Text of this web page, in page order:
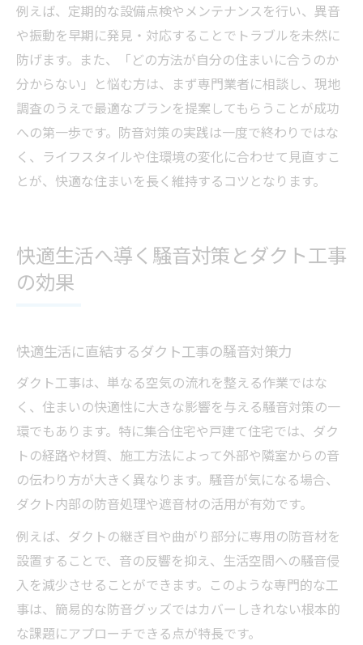
例えば、定期的な設備点検やメンテナンスを行い、異音
や振動を早期に発見・対応することでトラブルを未然に
防げます。また、「どの方法が自分の住まいに合うのか
分からない」と悩む方は、まず専門業者に相談し、現地
調査のうえで最適なプランを提案してもらうことが成功
への第一歩です。防音対策の実践は一度で終わりではな
く、ライフスタイルや住環境の変化に合わせて見直すこ
とが、快適な住まいを長く維持するコツとなります。
快適生活へ導く騒音対策とダクト工事
の効果
快適生活に直結するダクト工事の騒音対策力
ダクト工事は、単なる空気の流れを整える作業ではな
く、住まいの快適性に大きな影響を与える騒音対策の一
環でもあります。特に集合住宅や戸建て住宅では、ダク
トの経路や材質、施工方法によって外部や隣室からの音
の伝わり方が大きく異なります。騒音が気になる場合、
ダクト内部の防音処理や遮音材の活用が有効です。
例えば、ダクトの継ぎ目や曲がり部分に専用の防音材を
設置することで、音の反響を抑え、生活空間への騒音侵
入を減少させることができます。このような専門的な工
事は、簡易的な防音グッズではカバーしきれない根本的
な課題にアプローチできる点が特長です。